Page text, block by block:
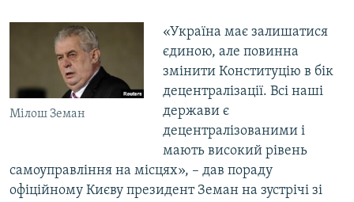
Мілош Земан
«Україна має залишатися
єдиною, але повинна
змінити Конституцію в бік
децентралізації. Всі наші
держави є
децентралізованими і
мають високий рівень
самоуправління на місцях», – дав пораду
офіційному Києву президент Земан на зустрічі зі